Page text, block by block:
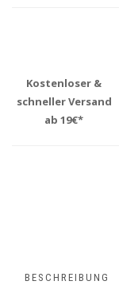
Kostenloser &
schneller Versand
ab 19€*
BESCHREIBUNG